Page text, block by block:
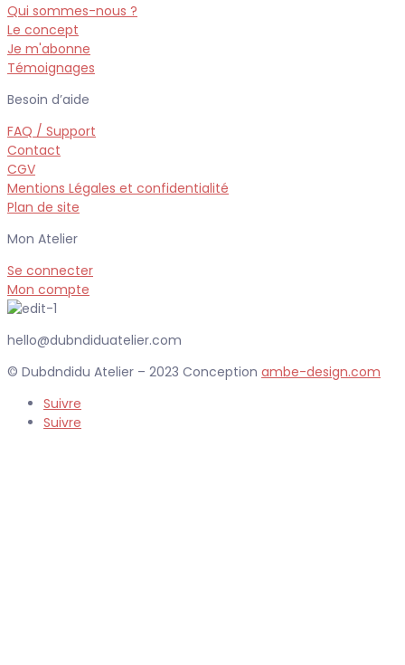
Qui sommes-nous ?
Le concept
Je m'abonne
Témoignages
Besoin d’aide
FAQ / Support
Contact
CGV
Mentions Légales et confidentialité
Plan de site
Mon Atelier
Se connecter
Mon compte
hello@dubndiduatelier.com
© Dubdndidu Atelier – 2023 Conception ambe-design.com
Suivre
Suivre